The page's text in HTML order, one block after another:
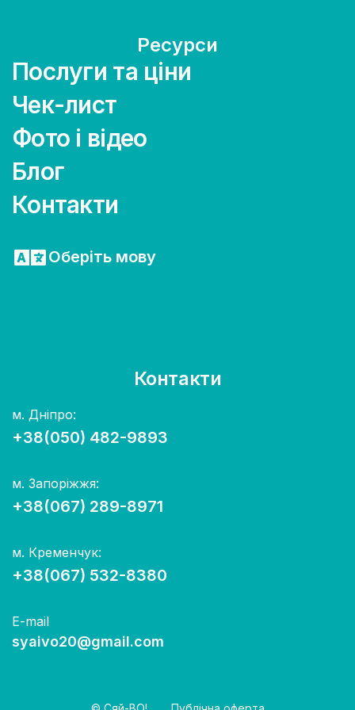
Ресурси
Послуги та ціни
Чек-лист
Фото і відео
Блог
Контакти
Оберіть мову
Контакти
м. Дніпро:
+38(050) 482-9893
м. Запоріжжя:
+38(067) 289-8971
м. Кременчук:
+38(067) 532-8380
E-mail
syaivo20@gmail.com